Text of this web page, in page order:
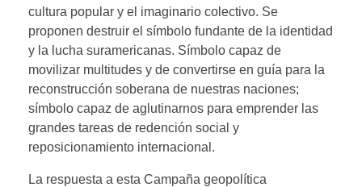
cultura popular y el imaginario colectivo. Se
proponen destruir el símbolo fundante de la identidad
y la lucha suramericanas. Símbolo capaz de
movilizar multitudes y de convertirse en guía para la
reconstrucción soberana de nuestras naciones;
símbolo capaz de aglutinarnos para emprender las
grandes tareas de redención social y
reposicionamiento internacional.
La respuesta a esta Campaña geopolítica